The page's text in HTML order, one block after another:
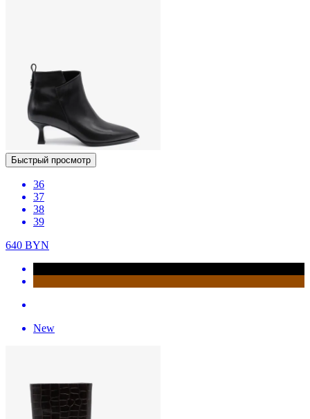
Быстрый просмотр
36
37
38
39
640 BYN
New